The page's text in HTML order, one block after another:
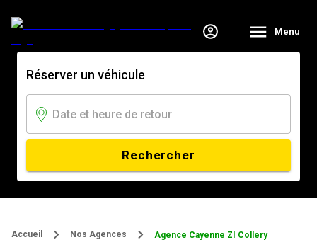
Menu
Réserver un véhicule
Rechercher
Accueil Nos Agences Agence Cayenne ZI Collery